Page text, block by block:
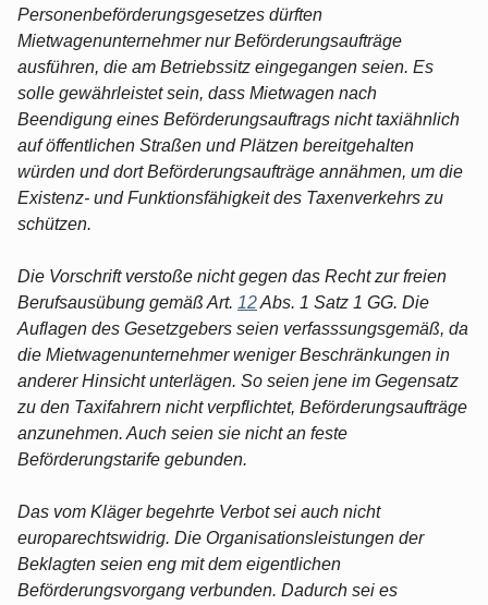
Personenbeförderungsgesetzes dürften
Mietwagenunternehmer nur Beförderungsaufträge
ausführen, die am Betriebssitz eingegangen seien. Es
solle gewährleistet sein, dass Mietwagen nach
Beendigung eines Beförderungsauftrags nicht taxiähnlich
auf öffentlichen Straßen und Plätzen bereitgehalten
würden und dort Beförderungsaufträge annähmen, um die
Existenz- und Funktionsfähigkeit des Taxenverkehrs zu
schützen.
Die Vorschrift verstoße nicht gegen das Recht zur freien
Berufsausübung gemäß Art. 12Abs. 1 Satz 1 GG. Die
Auflagen des Gesetzgebers seien verfasssungsgemäß, da
die Mietwagenunternehmer weniger Beschränkungen in
anderer Hinsicht unterlägen. So seien jene im Gegensatz
zu den Taxifahrern nicht verpflichtet, Beförderungsaufträge
anzunehmen. Auch seien sie nicht an feste
Beförderungstarife gebunden.
Das vom Kläger begehrte Verbot sei auch nicht
europarechtswidrig. Die Organisationsleistungen der
Beklagten seien eng mit dem eigentlichen
Beförderungsvorgang verbunden. Dadurch sei es